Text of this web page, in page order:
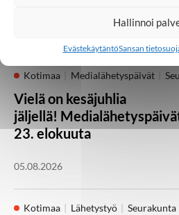
Hallinnoi
EvästekäytäntöSansan
Palaa takaisin pääsivulle
Kotimaa Medialähetyspäivät
Vielä on kesäjuhlia
jäljellä!
23. elokuuta
05.08.2026
Kotimaa Lähetystyö Seurakunta